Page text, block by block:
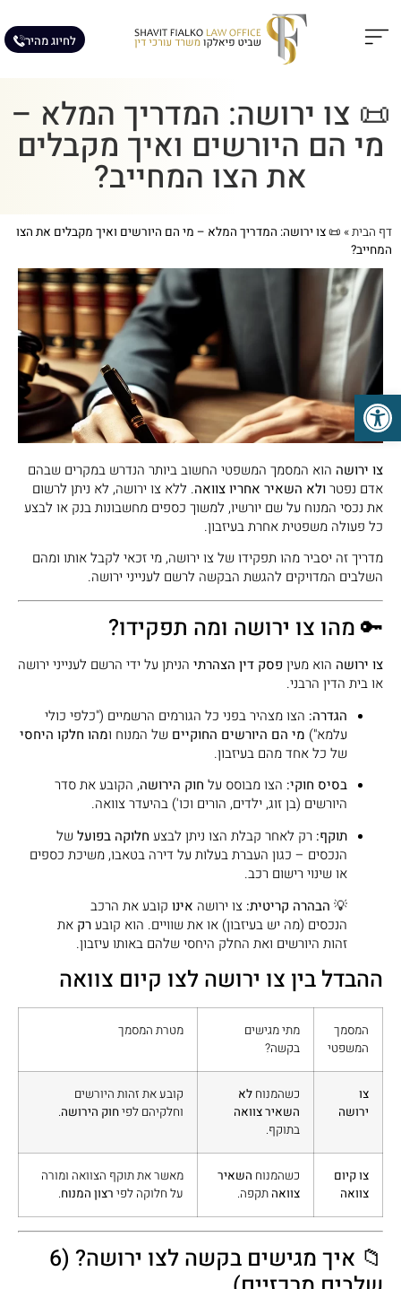
לחיוג מהיר
📜 צו ירושה: המדריך המלא –
מי הם היורשים ואיך מקבלים
את הצו המחייב?
דף הבית» 📜 צו ירושה: המדריך המלא – מי הם היורשים ואיך מקבלים את הצו
המחייב?
צו ירושה הוא המסמך המשפטי החשוב ביותר הנדרש במקרים שבהם
אדם נפטרולא השאיר אחריו צוואה. ללא צו ירושה, לא ניתן לרשום
את נכסי המנוח על שם יורשיו, למשוך כספים מחשבונות בנק או לבצע
כל פעולה משפטית אחרת בעיזבון.
מדריך זה יסביר מהו תפקידו של צו ירושה, מי זכאי לקבל אותו ומהם
השלבים המדויקים להגשת הבקשה לרשם לענייני ירושה.
🔑 מהו צו ירושה ומה תפקידו?
צו ירושה הוא מעין פסק דין הצהרתי הניתן על ידי הרשם לענייני ירושה
או בית הדין הרבני.
הגדרה: הצו מצהיר בפני כל הגורמים הרשמיים ("כלפי כולי
עלמא") מי הם היורשים החוקיים של המנוח ומהו חלקו היחסי
של כל אחד מהם בעיזבון.
בסיס חוקי: הצו מבוסס על חוק הירושה, הקובע את סדר
היורשים (בן זוג, ילדים, הורים וכו') בהיעדר צוואה.
תוקף: רק לאחר קבלת הצו ניתן לבצע חלוקה בפועלשל
הנכסים – כגון העברת בעלות על דירה בטאבו, משיכת כספים
או שינוי רישום רכב.
💡 הבהרה קריטית: צו ירושה אינו קובע את הרכב
הנכסים (מה יש בעיזבון) או את שוויים. הוא קובערק את
זהות היורשים ואת החלק היחסי שלהם באותו עיזבון.
ההבדל בין צו ירושה לצו קיום צוואה
המסמך
המשפטי
מתי מגישים
בקשה?
מטרת המסמך
צו
ירושה
כשהמנוח לא
השאיר צוואה
בתוקף.
קובע את זהות היורשים
וחלקיהם לפיחוק הירושה.
צו קיום
צוואה
כשהמנוח השאיר
צוואה תקפה.
מאשר את תוקף הצוואה ומורה
על חלוקה לפי רצון המנוח.
📁 איך מגישים בקשה לצו ירושה? (6
פתח סרגל נגישות